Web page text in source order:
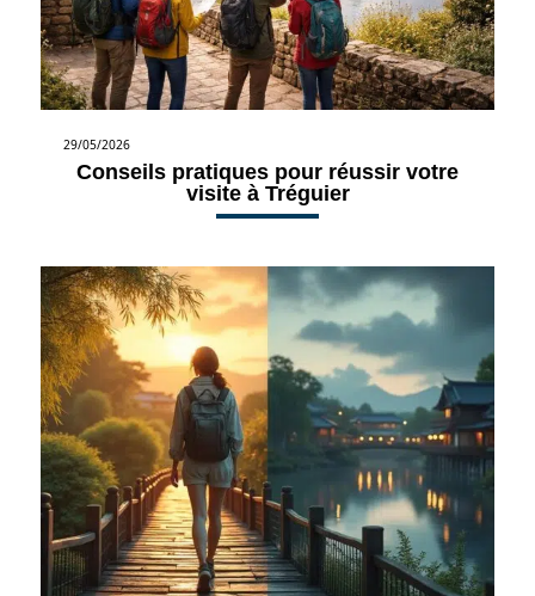
29/05/2026
Conseils pratiques pour réussir votre
visite à Tréguier